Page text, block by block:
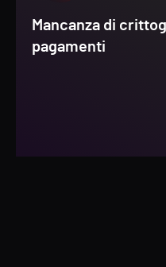
Mancanza di
pagamenti